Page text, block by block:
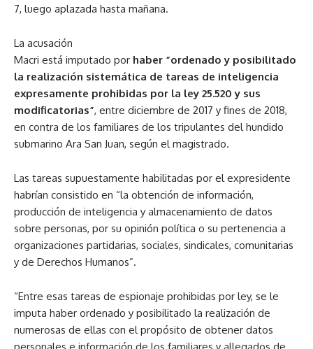
7, luego aplazada hasta mañana.
La acusación
Macri está imputado por haber “ordenado y posibilitado
la realización sistemática de tareas de inteligencia
expresamente prohibidas por la ley 25.520 y sus
modificatorias”, entre diciembre de 2017 y fines de 2018,
en contra de los familiares de los tripulantes del hundido
submarino Ara San Juan, según el magistrado.
Las tareas supuestamente habilitadas por el expresidente
habrían consistido en “la obtención de información,
producción de inteligencia y almacenamiento de datos
sobre personas, por su opinión política o su pertenencia a
organizaciones partidarias, sociales, sindicales, comunitarias
y de Derechos Humanos”.
“Entre esas tareas de espionaje prohibidas por ley, se le
imputa haber ordenado y posibilitado la realización de
numerosas de ellas con el propósito de obtener datos